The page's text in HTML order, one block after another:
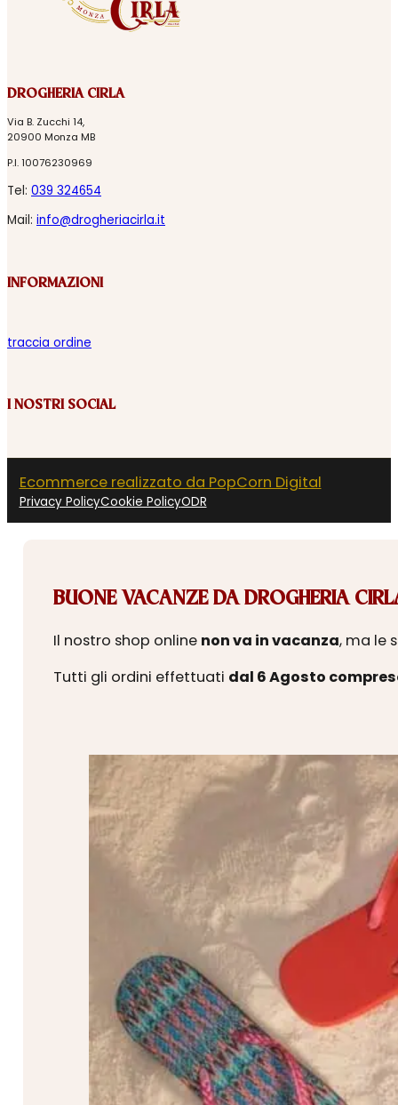
DROGHERIA CIRLA
Via B. Zucchi 14,
20900 Monza MB
P.I. 10076230969
Tel: 039 324654
Mail: info@drogheriacirla.it
INFORMAZIONI
traccia ordine
I NOSTRI SOCIAL
Ecommerce realizzato da PopCorn Digital
Privacy PolicyCookie PolicyODR
BUONE VACANZE DA DROGHERIA
Il nostro shop online non va in vacanza, ma le
Tutti gli ordini effettuati dal 6 Agosto